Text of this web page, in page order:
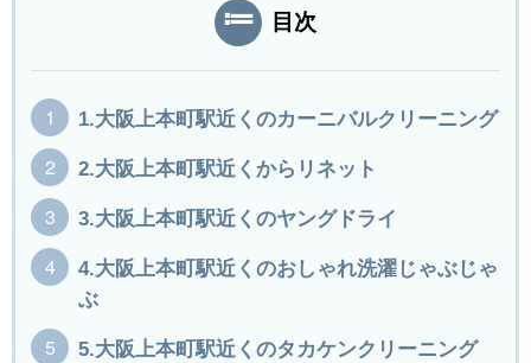
目次
1.大阪上本町駅近くのカーニバルクリーニング
2.大阪上本町駅近くからリネット
3.大阪上本町駅近くのヤングドライ
4.大阪上本町駅近くのおしゃれ洗濯じゃぶじゃ
ぶ
5.大阪上本町駅近くのタカケンクリーニング